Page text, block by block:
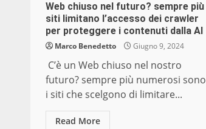
Web chiuso nel futuro? sempre più
siti limitano l’accesso dei crawler
per proteggere i contenuti dalla AI
Marco Benedetto Giugno 9, 2024
C’è un Web chiuso nel nostro
futuro? sempre più numerosi sono
i siti che scelgono di limitare...
Read More